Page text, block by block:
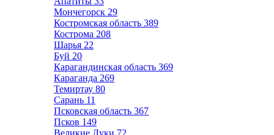
Мончегорск 29
Костромская область 389
Кострома 208
Шарья 22
Буй 20
Карагандинская область 369
Караганда 269
Темиртау 80
Сарань 11
Псковская область 367
Псков 149
Великие Луки 72